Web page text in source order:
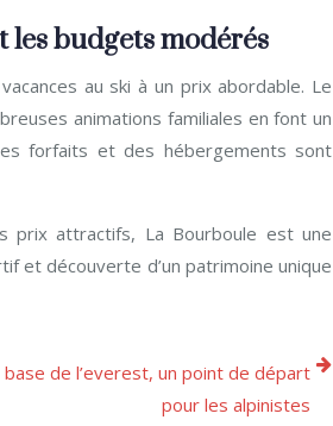
budgets modérés
au ski à un prix abordable. Le
animations familiales en font un
forfaits et des hébergements sont
prix attractifs, La Bourboule est une
et découverte d’un patrimoine unique
base de l’everest, un point de départ
pour les alpinistes